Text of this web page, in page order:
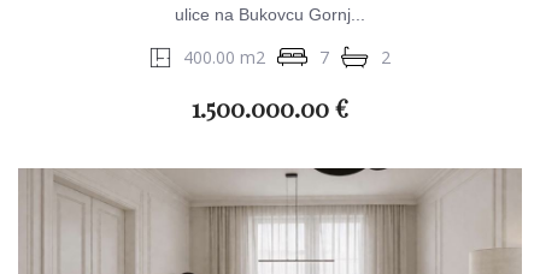
ulice na Bukovcu Gornj...
400.00 m2 7 2
1.500.000.00 €